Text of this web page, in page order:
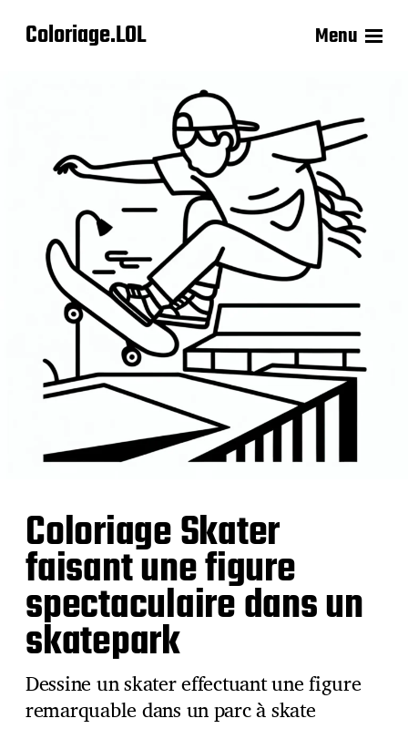
Coloriage.LOL Menu
Coloriage Skater
faisant une figure
spectaculaire dans un
skatepark
Dessine un skater effectuant une figure
remarquable dans un parc à skate